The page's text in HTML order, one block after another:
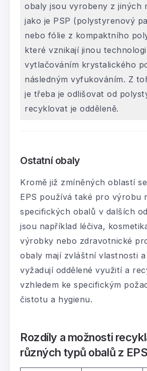
obaly jsou vyrobeny z jiných
jako je PSP (polystyrenový
nebo fólie z kompaktního
které vznikají jinou
vytlačováním krystalického
následným vyfukováním. Z
je třeba je odlišovat od
recyklovat je odděleně.
Ostatní obaly
Kromě již zmíněných oblastí
EPS používá také pro výrobu
specifických obalů v dalších
jsou například léčiva,
výrobky nebo zdravotnické
obaly mají zvláštní vlastnosti
vyžadují oddělené využití a
vzhledem ke specifickým
čistotu a hygienu.
Rozdíly a možnosti
různých typů obalů z EPS